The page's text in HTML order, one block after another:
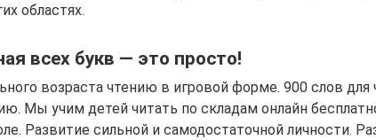
областях.
всех букв — это просто!
возраста чтению в игровой форме. 900 слов для
Мы учим детей читать по складам онлайн
Развитие сильной и самодостаточной личности.